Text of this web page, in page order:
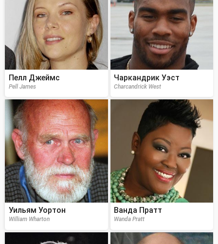
Пелл Джеймс
Pell James
Чаркандрик Уэст
Charcandrick West
Уильям Уортон
William Wharton
Ванда Пратт
Wanda Pratt